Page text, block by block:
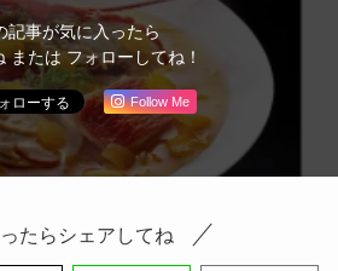
記事が気に入ったら
または フォローしてね！
Follow Me
たらシェアしてね